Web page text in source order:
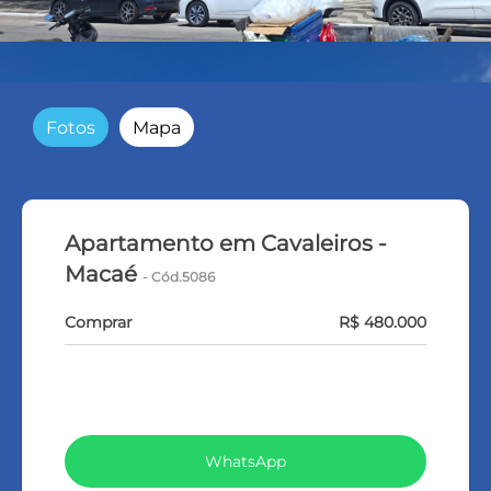
Fotos Mapa
Apartamento em Cavaleiros -
Macaé- Cód.5086
Comprar R$ 480.000
WhatsApp